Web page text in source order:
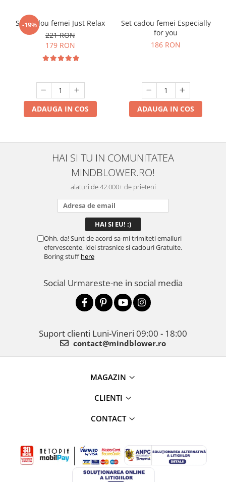
-19%
Set cadou femei Just Relax
221 RON
179 RON
ADAUGA IN COS
Set cadou femei Especially
for you
186 RON
ADAUGA IN COS
HAI SI TU IN COMUNITATEA
MINDBLOWER.RO!
alaturi de 42.000+ de prieteni
Ohh, da! Sunt de acord sa-mi trimiteti emailuri
efervescente, idei strasnice si cadouri Gratuite.
Boring stuffhere
Social Urmareste-ne in social media
Suport clienti Luni-Vineri 09:00 - 18:00
contact@mindblower.ro
MAGAZIN
CLIENTI
CONTACT